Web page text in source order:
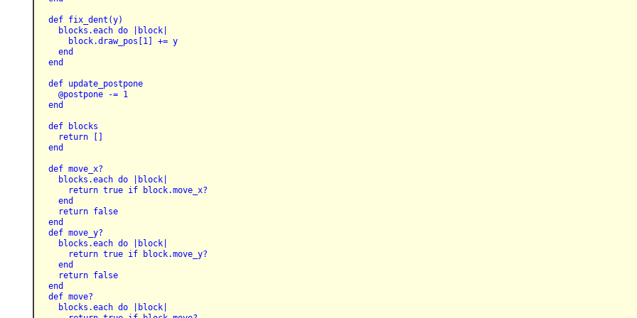
  def fix_dent(y)
    blocks.each do |block|
      block.draw_pos[1] += y
    end
  end
  def update_postpone
    @postpone -= 1
  end
  def blocks
    return []
  end
  def move_x?
    blocks.each do |block|
      return true if block.move_x?
    end
    return false
  end
  def move_y?
    blocks.each do |block|
      return true if block.move_y?
    end
    return false
  end
  def move?
    blocks.each do |block|